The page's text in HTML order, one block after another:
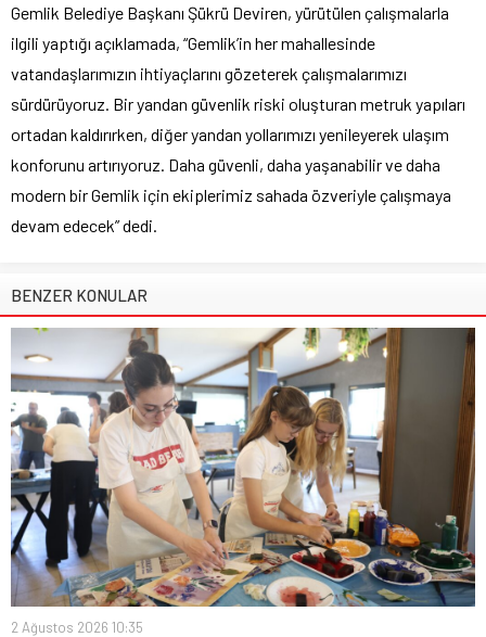
Gemlik Belediye Başkanı Şükrü Deviren, yürütülen çalışmalarla
ilgili yaptığı açıklamada, “Gemlik’in her mahallesinde
vatandaşlarımızın ihtiyaçlarını gözeterek çalışmalarımızı
sürdürüyoruz. Bir yandan güvenlik riski oluşturan metruk yapıları
ortadan kaldırırken, diğer yandan yollarımızı yenileyerek ulaşım
konforunu artırıyoruz. Daha güvenli, daha yaşanabilir ve daha
modern bir Gemlik için ekiplerimiz sahada özveriyle çalışmaya
devam edecek” dedi.
BENZER KONULAR
2 Ağustos 2026 10:35